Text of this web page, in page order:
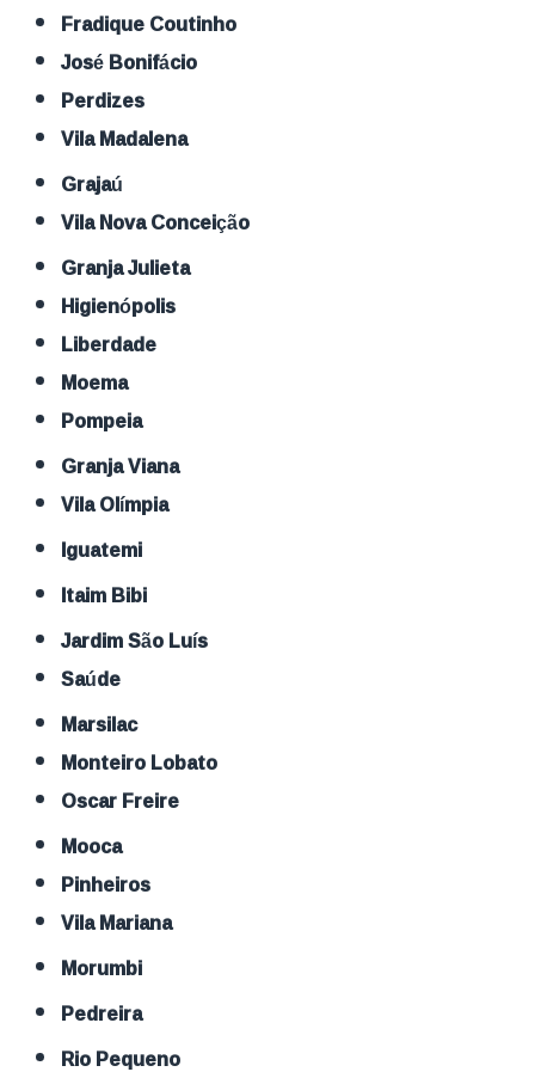
Fradique Coutinho
José Bonifácio
Perdizes
Vila Madalena
Grajaú
Vila Nova Conceição
Granja Julieta
Higienópolis
Liberdade
Moema
Pompeia
Granja Viana
Vila Olímpia
Iguatemi
Itaim Bibi
Jardim São Luís
Saúde
Marsilac
Monteiro Lobato
Oscar Freire
Mooca
Pinheiros
Vila Mariana
Morumbi
Pedreira
Rio Pequeno